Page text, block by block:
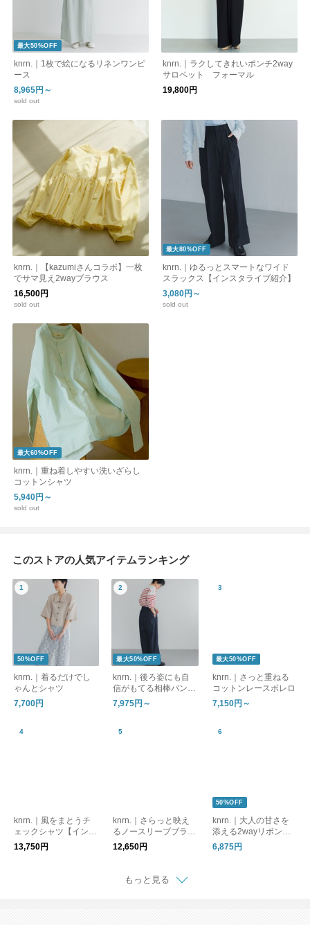
最大50%OFF
knrn.｜1枚で絵になるリネンワンピ
ース
8,965円～
sold out
knrn.｜ラクしてきれいポンチ2way
サロペット フォーマル
19,800円
knrn.｜【kazumiさんコラボ】一枚
でサマ見え2wayブラウス
16,500円
sold out
最大80%OFF
knrn.｜ゆるっとスマートなワイド
スラックス【インスタライブ紹介】
3,080円～
sold out
最大60%OFF
knrn.｜重ね着しやすい洗いざらし
コットンシャツ
5,940円～
sold out
このストアの人気アイテムランキング
50%OFF
knrn.｜着るだけでし
ゃんとシャツ
7,700円
最大50%OFF
knrn.｜後ろ姿にも自
信がもてる相棒パンツ
【インスタライブ紹
介】
7,975円～
最大50%OFF
knrn.｜さっと重ねる
コットンレースボレロ
7,150円～
knrn.｜風をまとうチ
ェックシャツ【インス
タライブ紹介】
13,750円
knrn.｜さらっと映え
るノースリーブブラウ
ス【インスタライブ紹
介】
12,650円
50%OFF
knrn.｜大人の甘さを
添える2wayリボンブ
ラウス
6,875円
もっと見る